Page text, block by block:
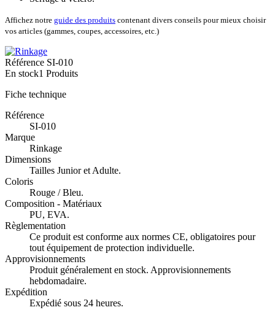
Affichez notre guide des produits contenant divers conseils pour mieux choisir
vos articles (gammes, coupes, accessoires, etc.)
Référence SI-010
En stock1 Produits
Fiche technique
Référence
SI-010
Marque
Rinkage
Dimensions
Tailles Junior et Adulte.
Coloris
Rouge / Bleu.
Composition - Matériaux
PU, EVA.
Règlementation
Ce produit est conforme aux normes CE, obligatoires pour
tout équipement de protection individuelle.
Approvisionnements
Produit généralement en stock. Approvisionnements
hebdomadaire.
Expédition
Expédié sous 24 heures.